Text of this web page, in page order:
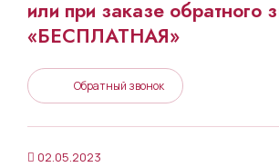
или при заказе обратного
«БЕСПЛАТНАЯ»
Обратный звонок
02.05.2023